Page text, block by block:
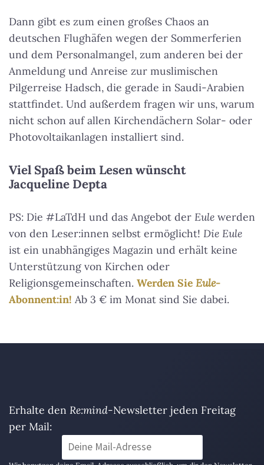
Dann gibt es zum einen großes Chaos an
deutschen Flughäfen wegen der Sommerferien
und dem Personalmangel, zum anderen bei der
Anmeldung und Anreise zur muslimischen
Pilgerreise Hadsch, die gerade in Saudi-Arabien
stattfindet. Und außerdem fragen wir uns, warum
nicht schon auf allen Kirchendächern Solar- oder
Photovoltaikanlagen installiert sind.
Viel Spaß beim Lesen wünscht
Jacqueline Depta
PS: Die #LaTdH und das Angebot der Eule werden
von den Leser:innen selbst ermöglicht! Die Eule
ist ein unabhängiges Magazin und erhält keine
Unterstützung von Kirchen oder
Religionsgemeinschaften. Werden Sie Eule-
Abonnent:in! Ab 3 € im Monat sind Sie dabei.
Erhalte den Re:mind-Newsletter jeden Freitag
per Mail: